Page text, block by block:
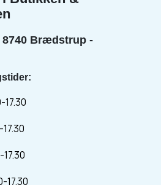
8740 Brædstrup -
17.30
17.30